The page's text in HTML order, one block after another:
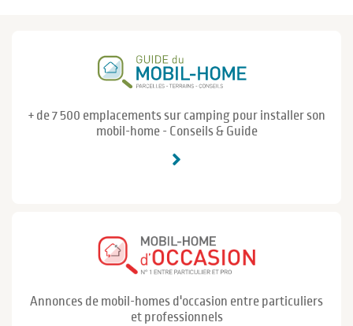
+ de 7 500 emplacements sur camping pour installer son
mobil-home - Conseils & Guide
Annonces de mobil-homes d'occasion entre particuliers
et professionnels